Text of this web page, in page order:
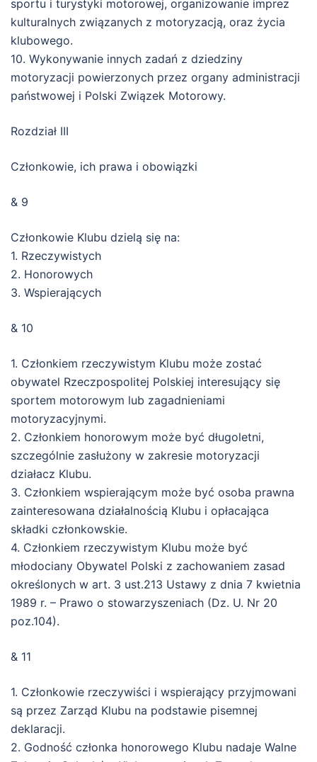
sportu i turystyki motorowej, organizowanie imprez
kulturalnych związanych z motoryzacją, oraz życia
klubowego.
10. Wykonywanie innych zadań z dziedziny
motoryzacji powierzonych przez organy administracji
państwowej i Polski Związek Motorowy.
Rozdział III
Członkowie, ich prawa i obowiązki
& 9
Członkowie Klubu dzielą się na:
1. Rzeczywistych
2. Honorowych
3. Wspierających
& 10
1. Członkiem rzeczywistym Klubu może zostać
obywatel Rzeczpospolitej Polskiej interesujący się
sportem motorowym lub zagadnieniami
motoryzacyjnymi.
2. Członkiem honorowym może być długoletni,
szczególnie zasłużony w zakresie motoryzacji
działacz Klubu.
3. Członkiem wspierającym może być osoba prawna
zainteresowana działalnością Klubu i opłacająca
składki członkowskie.
4. Członkiem rzeczywistym Klubu może być
młodociany Obywatel Polski z zachowaniem zasad
określonych w art. 3 ust.213 Ustawy z dnia 7 kwietnia
1989 r. – Prawo o stowarzyszeniach (Dz. U. Nr 20
poz.104).
& 11
1. Członkowie rzeczywiści i wspierający przyjmowani
są przez Zarząd Klubu na podstawie pisemnej
deklaracji.
2. Godność członka honorowego Klubu nadaje Walne